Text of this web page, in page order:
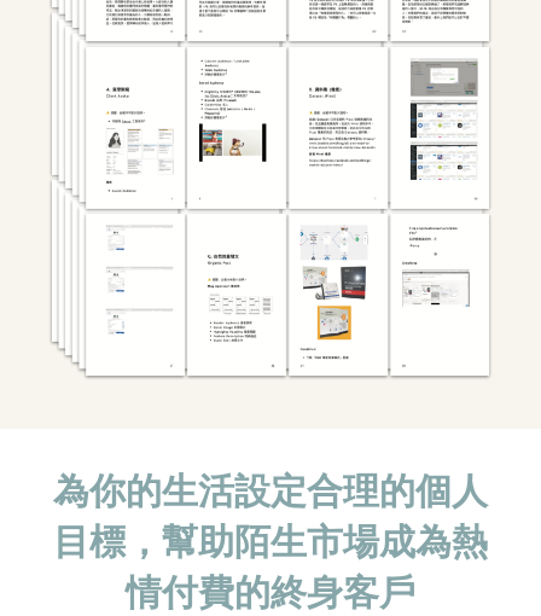
為你的生活設定合理的個人
目標，幫助陌生市場成為熱
情付費的終身客戶